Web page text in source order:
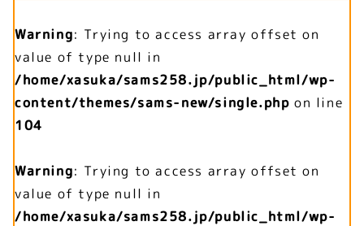
Warning: Trying to access array offset on
value of type null in
/home/xasuka/sams258.jp/public_html/wp-
content/themes/sams-new/single.php on line
104
Warning: Trying to access array offset on
value of type null in
/home/xasuka/sams258.jp/public_html/wp-